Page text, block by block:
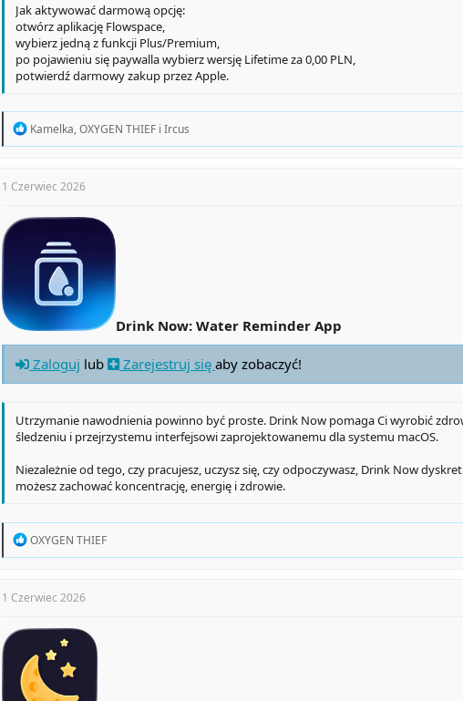
Jak aktywować darmową opcję:
otwórz aplikację Flowspace,
wybierz jedną z funkcji Plus/Premium,
po pojawieniu się paywalla wybierz wersję Lifetime za 0,00 PLN,
potwierdź darmowy zakup przez Apple.
R
t
o
Kamelka,OXYGEN THIEF i Ircus
1 Czerwiec 2026
Drink Now: Water Reminder App
Zaloguj lub Zarejestruj się aby zobaczyć!
Utrzymanie nawodnienia powinno być proste. Drink Now pomaga Ci wyrobić
śledzeniu i przejrzystemu interfejsowi zaprojektowanemu dla systemu macOS.
Niezależnie od tego, czy pracujesz, uczysz się, czy odpoczywasz, Drink Now
możesz zachować koncentrację, energię i zdrowie.
R
t
o
s
OXYGEN THIEF
1 Czerwiec 2026